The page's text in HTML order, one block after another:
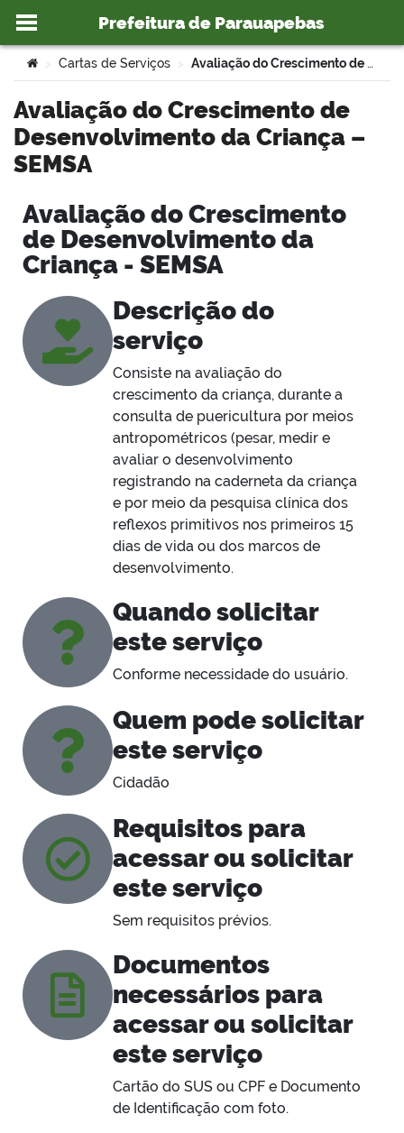
Ir para o conteúdo
Prefeitura de Parauapebas
portal
Você está aqui:
> Cartas de Serviços > Avaliação do Crescimento de Desenvolvimento da Criança – SEMSA
Avaliação do Crescimento de
Desenvolvimento da Criança –
SEMSA
Avaliação do Crescimento
de Desenvolvimento da
Criança - SEMSA
Descrição do
serviço
Consiste na avaliação do
crescimento da criança, durante a
consulta de puericultura por meios
antropométricos (pesar, medir e
avaliar o desenvolvimento
registrando na caderneta da criança
e por meio da pesquisa clínica dos
reflexos primitivos nos primeiros 15
dias de vida ou dos marcos de
desenvolvimento.
Quando solicitar
este serviço
Conforme necessidade do usuário.
Quem pode solicitar
este serviço
Cidadão
Requisitos para
acessar ou solicitar
este serviço
Sem requisitos prévios.
Documentos
necessários para
acessar ou solicitar
este serviço
Cartão do SUS ou CPF e Documento
de Identificação com foto.